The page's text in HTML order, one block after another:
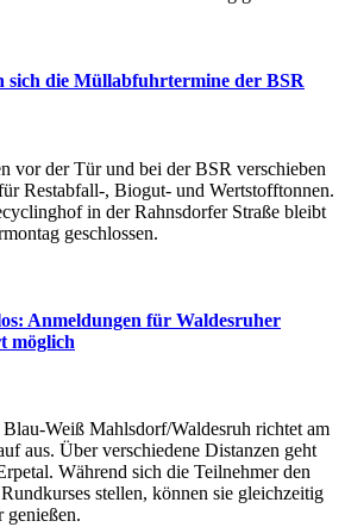
sich die Müllabfuhrtermine der BSR
vor der Tür und bei der BSR verschieben
Restabfall-, Biogut- und Wertstofftonnen.
in der Rahnsdorfer Straße bleibt
geschlossen.
Anmeldungen für Waldesruher
möglich
Weiß Mahlsdorf/Waldesruh richtet am
aus. Über verschiedene Distanzen geht
Während sich die Teilnehmer den
stellen, können sie gleichzeitig
genießen.